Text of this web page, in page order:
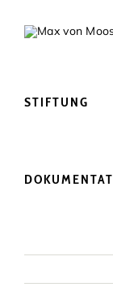
STIFTUNG